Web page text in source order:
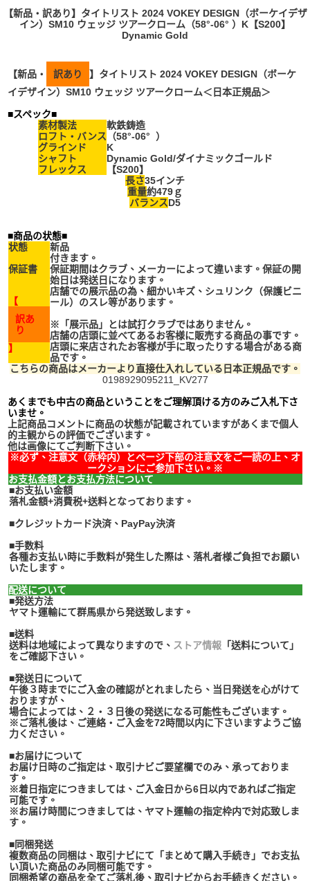
【新品・訳あり】タイトリスト 2024 VOKEY DESIGN（ボーケイデザ
イン）SM10 ウェッジ ツアークローム（58°-06° ）K【S200】
Dynamic Gold
【新品・ 訳あり
】タイトリスト 2024 VOKEY DESIGN（ボーケ
イデザイン）SM10 ウェッジ ツアークローム＜日本正規品＞
■スペック■
素材製法
軟鉄鋳造
ロフト・バンス
グラインド
（58°-06° ）
K
シャフト
Dynamic Gold/ダイナミックゴールド
フレックス
【S200】
長さ35インチ
重量約479ｇ
バランスD5
■商品の状態■
状態
新品
保証書
付きます。
保証期間はクラブ、メーカーによって違います。保証の開
始日は発送日になります。
【
訳あ
り
】
店舗での展示品の為、細かいキズ、シュリンク（保護ビニ
ール）のスレ等があります。
※「展示品」とは試打クラブではありません。
店舗の店頭に並べてあるお客様に販売する商品の事です。
店頭に来店されたお客様が手に取ったりする場合がある商
品です。
こちらの商品はメーカーより直接仕入れしている日本正規品です。
0198929095211_KV277
あくまでも中古の商品ということをご理解頂ける方のみご入札下さ
いませ。
上記商品コメントに商品の状態が記載されていますがあくまで個人
的主観からの評価でございます。
他は画像にてご判断下さい。
※必ず、注意文（赤枠内）とページ下部の注意文をご一読の上、オ
ークションにご参加下さい。※
お支払金額とお支払方法について
■お支払い金額
落札金額+消費税+送料となっております。
■クレジットカード決済、PayPay決済
■手数料
各種お支払い時に手数料が発生した際は、落札者様ご負担でお願い
いたします。
配送について
■発送方法
ヤマト運輸にて群馬県から発送致します。
■送料
送料は地域によって異なりますので、 ストア情報「送料について」
をご確認下さい。
■発送日について
午後３時までにご入金の確認がとれましたら、当日発送を心がけて
おりますが、
場合によっては、２・３日後の発送になる可能性もございます。
※ご落札後は、ご連絡・ご入金を72時間以内に下さいますようご協
力ください。
■お届けについて
お届け日時のご指定は、取引ナビご要望欄でのみ、承っておりま
す。
※着日指定につきましては、ご入金日から6日以内であればご指定
可能です。
※お届け時間につきましては、ヤマト運輸の指定枠内で対応致しま
す。
■同梱発送
複数商品の同梱は、取引ナビにて「まとめて購入手続き」でお支払
い頂いた商品のみ同梱可能です。
同梱希望の商品を全てご落札後、取引ナビからお手続きください。